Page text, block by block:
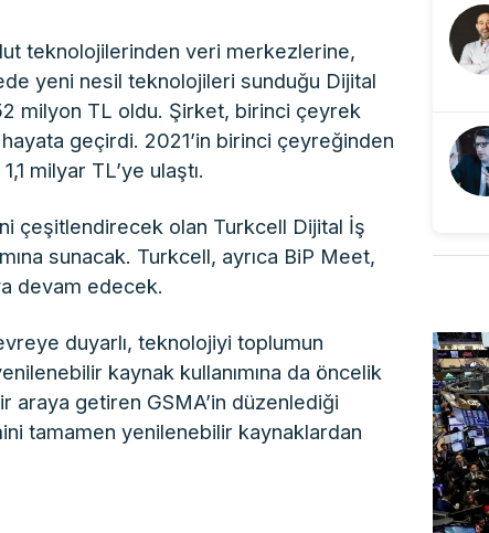
teknolojilerinden veri merkezlerine,
yeni nesil teknolojileri sunduğu Dijital
milyon TL oldu. Şirket, birinci çeyrek
geçirdi. 2021’in birinci çeyreğinden
milyar TL’ye ulaştı.
çeşitlendirecek olan Turkcell Dijital İş
sunacak. Turkcell, ayrıca BiP Meet,
devam edecek.
duyarlı, teknolojiyi toplumun
kaynak kullanımına da öncelik
araya getiren GSMA’in düzenlediği
tamamen yenilenebilir kaynaklardan